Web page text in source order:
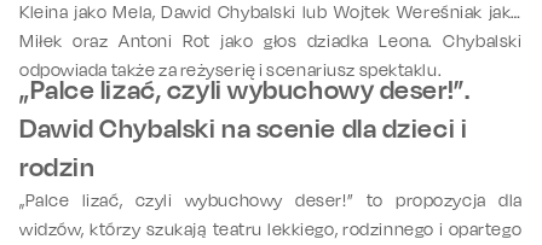
Kleina jako Mela, Dawid Chybalski lub Wojtek Wereśniak jako
Miłek oraz Antoni Rot jako głos dziadka Leona. Chybalski
odpowiada także za reżyserię i scenariusz spektaklu.
„Palce lizać, czyli wybuchowy deser!”.
Dawid Chybalski na scenie dla dzieci i
rodzin
„Palce lizać, czyli wybuchowy deser!” to propozycja dla
widzów, którzy szukają teatru lekkiego, rodzinnego i opartego